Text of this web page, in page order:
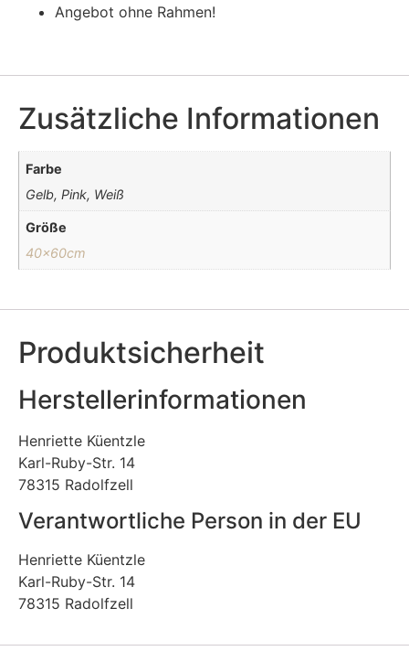
Angebot ohne Rahmen!
Zusätzliche Informationen
Farbe
Gelb, Pink, Weiß
Größe
40x60cm
Produktsicherheit
Herstellerinformationen
Henriette Küentzle
Karl-Ruby-Str. 14
78315 Radolfzell
Verantwortliche Person in der EU
Henriette Küentzle
Karl-Ruby-Str. 14
78315 Radolfzell